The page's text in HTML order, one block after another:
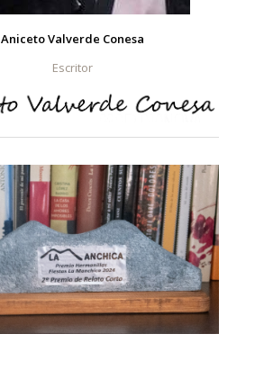
Aniceto Valverde Conesa
Escritor